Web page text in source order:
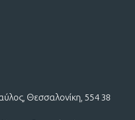
Θεσσαλονίκη, 554 38